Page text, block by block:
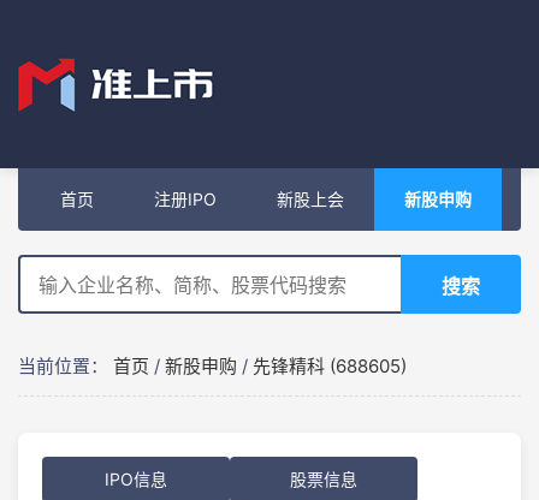
首页 注册IPO 新股上会 新股申购
搜索
当前位置： 首页 / 新股申购 / 先锋精科 (688605)
IPO信息 股票信息